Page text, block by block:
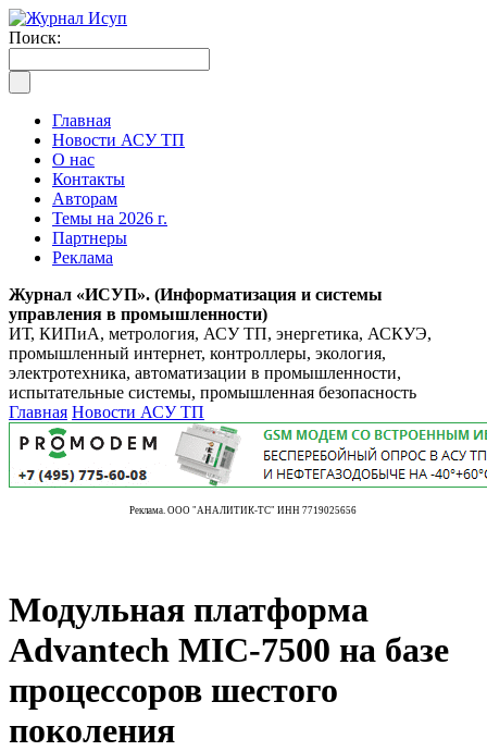
Поиск:
Главная
Новости АСУ ТП
О нас
Контакты
Авторам
Темы на 2026 г.
Партнеры
Реклама
Журнал «ИСУП». (Информатизация и системы
управления в промышленности)
ИТ, КИПиА, метрология, АСУ ТП, энергетика, АСКУЭ,
промышленный интернет, контроллеры, экология,
электротехника, автоматизации в промышленности,
испытательные системы, промышленная безопасность
Главная Новости АСУ ТП
Реклама. ООО "АНАЛИТИК-ТС" ИНН 7719025656
Модульная платформа
Advantech MIC-7500 на базе
процессоров шестого
поколения